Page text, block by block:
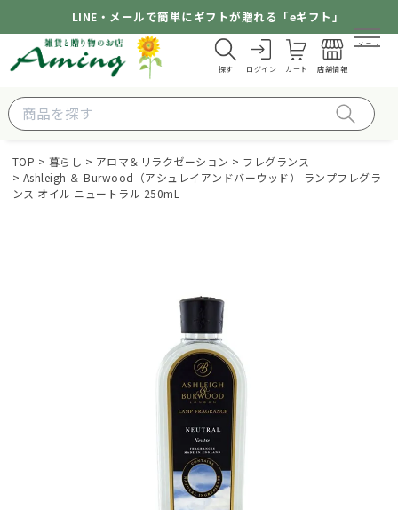
LINE・メールで簡単にギフトが贈れる「eギフト」
探す ログイン カート 店舗情報
メニュー
TOP 暮らし アロマ＆リラクゼーション
フレグランス
Ashleigh ＆ Burwood（アシュレイアンドバーウッド） ランプフレグラ
ンス オイル ニュートラル 250mL